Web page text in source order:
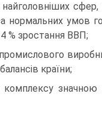
нормальних умов
4 % зростання ВВП;
країни;
комплексу